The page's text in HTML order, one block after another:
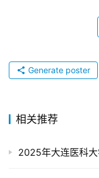
Generate poster
相关推荐
2025年大连医科